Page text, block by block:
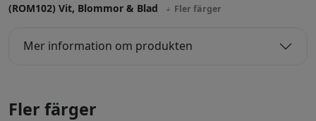
(ROM102) Vit, Blommor & Blad Fler färger
Mer information om produkten
Fler färger